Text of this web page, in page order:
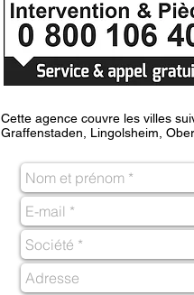
Cette agence couvre les villes
Graffenstaden, Lingolsheim,